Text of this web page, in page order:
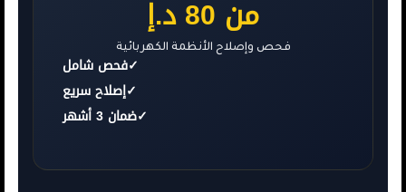
من 80 د.إ
فحص وإصلاح الأنظمة الكهربائية
✓فحص شامل
✓إصلاح سريع
✓ضمان 3 أشهر